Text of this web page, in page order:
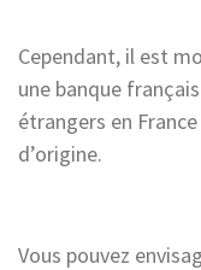
Cependant, il est
une banque
étrangers en
d’origine.
Vous pouvez